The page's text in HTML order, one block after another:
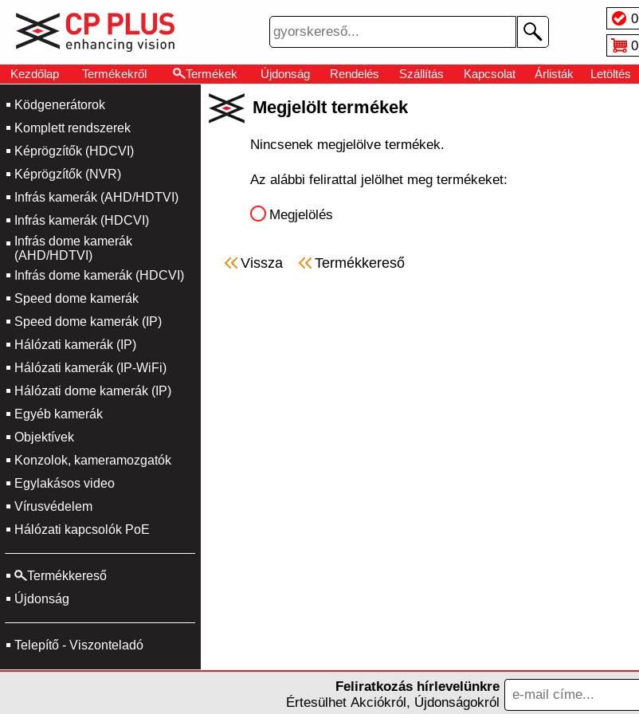
0
0
Kezdőlap Termékekről Termékek Újdonság Rendelés Szállítás Kapcsolat Árlisták Letöltés
Ködgenerátorok
Komplett rendszerek
Képrögzítők (HDCVI)
Képrögzítők (NVR)
Infrás kamerák (AHD/HDTVI)
Infrás kamerák (HDCVI)
Infrás dome kamerák
(AHD/HDTVI)
Infrás dome kamerák (HDCVI)
Speed dome kamerák
Speed dome kamerák (IP)
Hálózati kamerák (IP)
Hálózati kamerák (IP-WiFi)
Hálózati dome kamerák (IP)
Egyéb kamerák
Objektívek
Konzolok, kameramozgatók
Egylakásos video
Vírusvédelem
Hálózati kapcsolók PoE
Termékkereső
Újdonság
Telepítő - Viszonteladó
Megjelölt termékek
Nincsenek megjelölve termékek.
Az alábbi felirattal jelölhet meg termékeket:
Megjelölés
Vissza Termékkereső
Feliratkozás hírlevelünkre
Értesülhet Akciókról, Újdonságokról